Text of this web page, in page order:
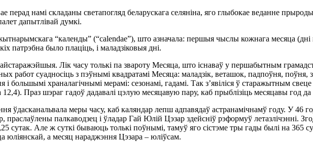
перад намi складаны светапогляд беларускага селянiна, яго глыбокае веданне
дапытлiвай думкi.
“календы” (“calendae”), што азначала: першыя чыслы кожнага месяца
патрэбна было плацiць, i маладзiковыя днi.
Лiк часу толькi па звароту Месяца, што iснаваў у першабытным
работ суадносiць з пэўнымi квадратамi Месяца: маладзiк, веташок, падпоўня,
i большымi храналагiчнымi мерамi: сезонамi, гадамi. Так з’явiлiся ў старажытным
Праз шэраг гадоў дадавалi цэлую месяцавую пару, каб прыблiзiць месяцавы год да
ўдасканальвала меры часу, каб каляндар лепш адпавядаў астранамiчнамў году. У
праслаўлены палкаводзец i ўладар Гай Юлiй Цэзар здейснiў рэформуў летазлiчэннi.
сутак. Але ж суткi бываюць толькi поўнымi, тамуў яго сiстэме тры гады былi на 365
юлiянскай, а месяц нараджэння Цэзара – юлiўсам.